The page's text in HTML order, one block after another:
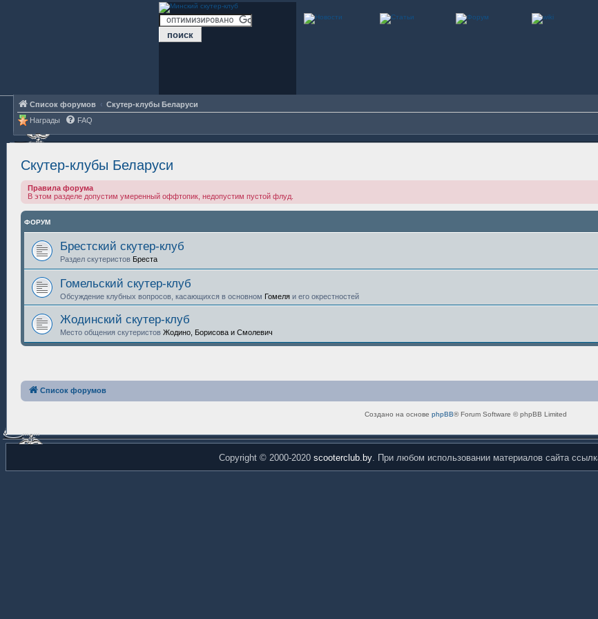
Список форумов
Скутер-клубы Беларуси
Награды
FAQ
Скутер-клубы Беларуси
Правила форума
В этом разделе допустим умеренный оффтопик, недопустим пустой флуд.
ФОРУМ
Брестский скутер-клуб
Раздел скутеристов Бреста
Гомельский скутер-клуб
Обсуждение клубных вопросов, касающихся в основном Гомеля и его окрестностей
Жодинский скутер-клуб
Место общения скутеристов Жодино, Борисова и Смолевич
Список форумов
Создано на основе phpBB® Forum Software © phpBB Limited
Copyright © 2000-2020 scooterclub.by. При любом использовании материалов сайта